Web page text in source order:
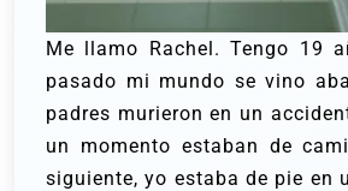
Me llamo Rachel. Tengo 19
pasado mi mundo se vino
padres murieron en un
un momento estaban de
siguiente, yo estaba de pie en